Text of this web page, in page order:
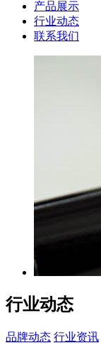
产品展示
行业动态
联系我们
行业动态
品牌动态 行业资讯